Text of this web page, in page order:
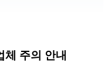
체 주의 안내